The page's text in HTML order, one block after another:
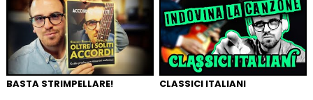
BASTA STRIMPELLARE! CLASSICI ITALIANI